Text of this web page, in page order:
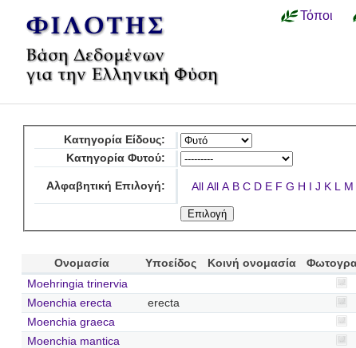
Τόποι
Κατηγορία Είδους:
Κατηγορία Φυτού:
Αλφαβητική Επιλογή: All All A B C D E F G H I J K L M
Ονομασία Υποείδος Κοινή ονομασία
Moehringia trinervia
Moenchia erecta
erecta
Moenchia graeca
Moenchia mantica